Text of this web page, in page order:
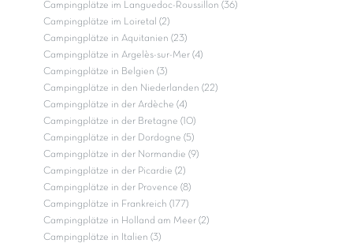
Campingplätze im Languedoc-Roussillon (36)
Campingplätze im Loiretal (2)
Campingplätze in Aquitanien (23)
Campingplätze in Argelès-sur-Mer (4)
Campingplätze in Belgien (3)
Campingplätze in den Niederlanden (22)
Campingplätze in der Ardèche (4)
Campingplätze in der Bretagne (10)
Campingplätze in der Dordogne (5)
Campingplätze in der Normandie (9)
Campingplätze in der Picardie (2)
Campingplätze in der Provence (8)
Campingplätze in Frankreich (177)
Campingplätze in Holland am Meer (2)
Campingplätze in Italien (3)